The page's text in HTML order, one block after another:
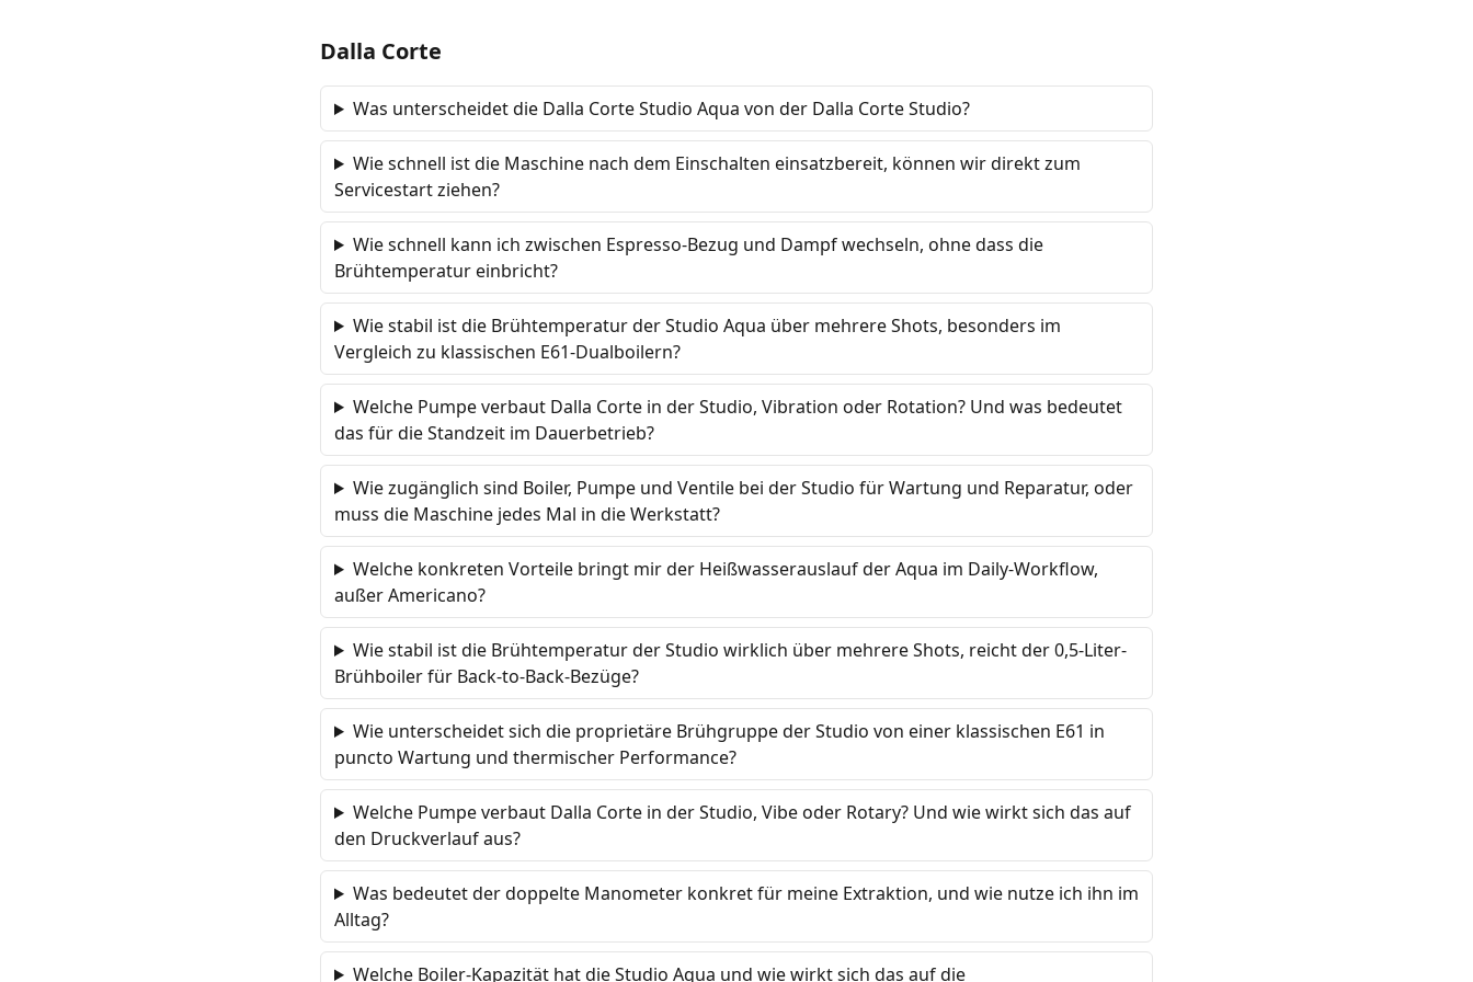
Dalla Corte
Was unterscheidet die Dalla Corte Studio Aqua von der Dalla Corte Studio?
Wie schnell ist die Maschine nach dem Einschalten einsatzbereit, können wir direkt zum
Servicestart ziehen?
Wie schnell kann ich zwischen Espresso-Bezug und Dampf wechseln, ohne dass die
Brühtemperatur einbricht?
Wie stabil ist die Brühtemperatur der Studio Aqua über mehrere Shots, besonders im
Vergleich zu klassischen E61-Dual­boilern?
Welche Pumpe verbaut Dalla Corte in der Studio, Vibration oder Rotation? Und was bedeutet
das für die Standzeit im Dauerbetrieb?
Wie zugänglich sind Boiler, Pumpe und Ventile bei der Studio für Wartung und Reparatur, oder
muss die Maschine jedes Mal in die Werkstatt?
Welche konkreten Vorteile bringt mir der Heißwasser­auslauf der Aqua im Daily-Workflow,
außer Americano?
Wie stabil ist die Brühtemperatur der Studio wirklich über mehrere Shots, reicht der 0,5-Liter-
Brühboiler für Back-to-Back-Bezüge?
Wie unterscheidet sich die proprietäre Brühgruppe der Studio von einer klassischen E61 in
puncto Wartung und thermischer Performance?
Welche Pumpe verbaut Dalla Corte in der Studio, Vibe oder Rotary? Und wie wirkt sich das auf
den Druckverlauf aus?
Was bedeutet der doppelte Manometer konkret für meine Extraktion, und wie nutze ich ihn im
Alltag?
Welche Boiler-Kapazität hat die Studio Aqua und wie wirkt sich das auf die